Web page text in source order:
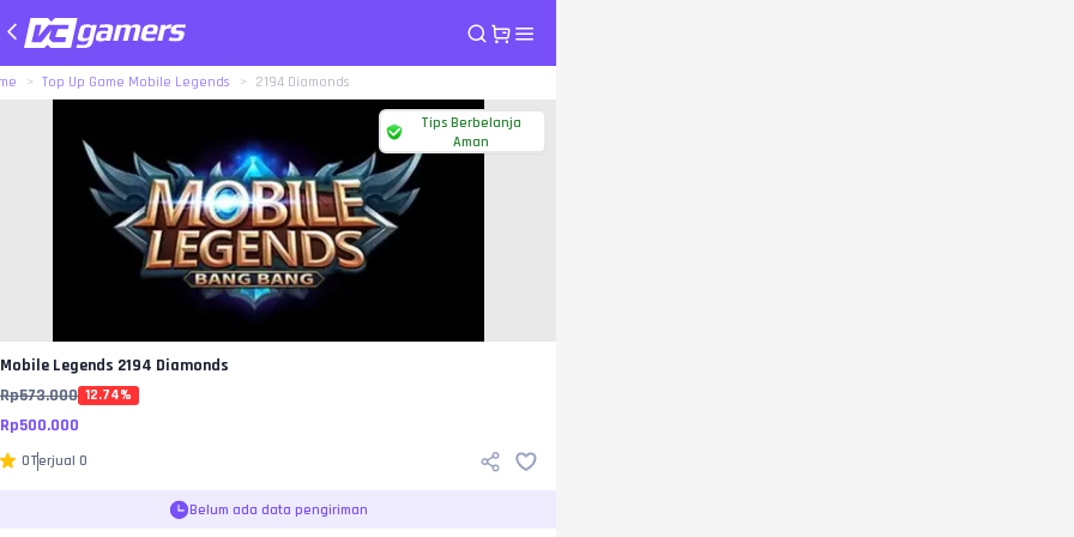
Top Up Game Mobile Legends 2194 Diamonds
Tips Berbelanja
Aman
Mobile Legends 2194 Diamonds
Rp573.000 12.74%
Rp500.000
0Terjual 0
Belum ada data pengiriman